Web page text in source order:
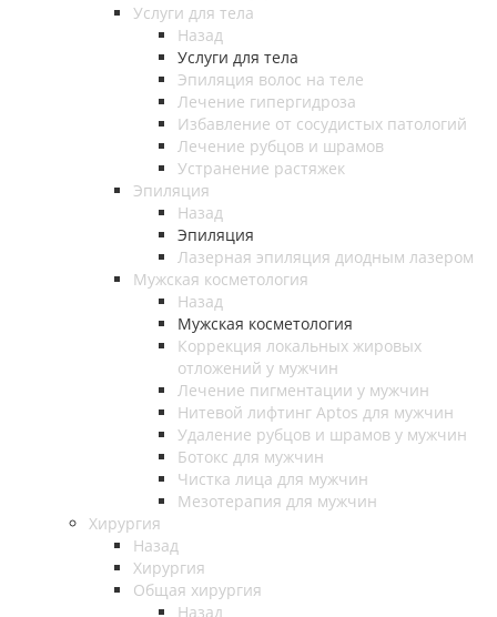
Услуги для тела
Назад
Услуги для тела
Эпиляция волос на теле
Лечение гипергидроза
Избавление от сосудистых патологий
Лечение рубцов и шрамов
Устранение растяжек
Эпиляция
Назад
Эпиляция
Лазерная эпиляция диодным лазером
Мужская косметология
Назад
Мужская косметология
Коррекция локальных жировых
отложений у мужчин
Лечение пигментации у мужчин
Нитевой лифтинг Aptos для мужчин
Удаление рубцов и шрамов у мужчин
Ботокс для мужчин
Чистка лица для мужчин
Мезотерапия для мужчин
Хирургия
Назад
Хирургия
Общая хирургия
Назад